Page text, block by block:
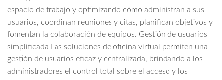
espacio de trabajo y optimizando cómo administran a sus
usuarios, coordinan reuniones y citas, planifican objetivos y
fomentan la colaboración de equipos. Gestión de usuarios
simplificada Las soluciones de oficina virtual permiten una
gestión de usuarios eficaz y centralizada, brindando a los
administradores el control total sobre el acceso y los